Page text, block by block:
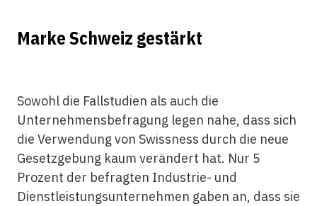
Marke Schweiz gestärkt
Sowohl die Fallstudien als auch die
Unternehmensbefragung legen nahe, dass sich
die Verwendung von Swissness durch die neue
Gesetzgebung kaum verändert hat. Nur 5
Prozent der befragten Industrie- und
Dienstleistungsunternehmen gaben an, dass sie